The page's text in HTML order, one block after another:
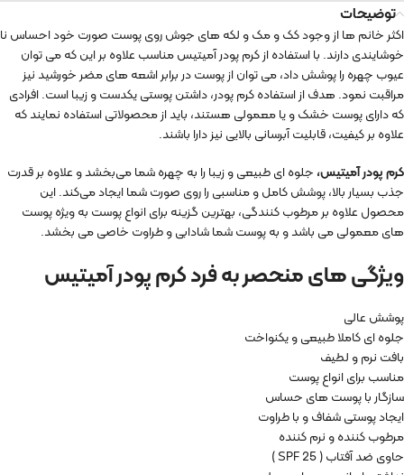
توضیحات
اکثر خانم ها از وجود کک و مک و لکه های جوش روی پوست صورت خود احساس نا
خوشایندی دارند. با استفاده از کرم پودر آمیتیس مناسب علاوه بر این که می توان
عیوب چهره را پوشش داد، می توان از پوست در برابر اشعه های مضر خورشید نیز
مراقبت نمود. هدف از استفاده کرم پودر، داشتن پوستی یکدست و زیبا است. افرادی
که دارای پوست خشک و یا معمولی هستند، باید از محصولاتی استفاده نمایند که
علاوه بر کیفیت، قابلیت آبرسانی بالایی نیز دارا باشند.
کرم پودر آمیتیس، جلوه ای طبیعی و زیبا را به چهره شما می‌بخشد و علاوه بر قدرت
جذب بسیار بالا، پوشش کامل و مناسبی را روی صورت شما ایجاد می‌کند. این
محصول علاوه بر مرطوب کنندگی، بهترین گزینه برای انواع پوست به ویژه پوست
های معمولی می باشد و به پوست شما شادابی و طراوت خاصی می بخشد.
ویژگی های منحصر به فرد کرم پودر آمیتیس
پوشش عالی
جلوه ای کاملا طبیعی و یکنواخت
بافت نرم و لطیف
مناسب برای انواع پوست
سازگار با پوست های حساس
ایجاد پوستی شفاف و با طراوت
مرطوب کننده و نرم کننده
حاوی ضد آفتاب ( SPF 25 )